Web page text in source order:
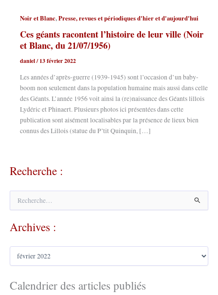
Noir et Blanc,Presse, revues et périodiques d'hier et d'aujourd'hui
Ces géants racontent l’histoire de leur ville (Noir
et Blanc, du 21/07/1956)
daniel/13 février 2022
Les années d’après-guerre (1939-1945) sont l’occasion d’un baby-
boom non seulement dans la population humaine mais aussi dans celle
des Géants. L’année 1956 voit ainsi la (re)naissance des Géants lillois
Lydéric et Phinaert. Plusieurs photos ici présentées dans cette
publication sont aisément localisables par la présence de lieux bien
connus des Lillois (statue du P’tit Quinquin, […]
Recherche :
h
e
h
r
Archives :
A
h
iCalendrier des articles publiés